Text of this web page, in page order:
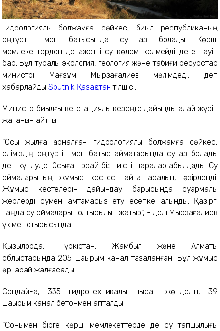
Гидрологиялық болжамға сәйкес, биыл республиканың
оңтүстігі мен батысында су аз болады. Көрші
мемлекеттерден де қажетті су көлемі келмейді деген қауіп
бар. Бұл туралы экология, геология және табиғи ресурстар
министрі Мағзұм Мырзағалиев мәлімдеді, деп
хабарлайды Sputnik Қазақстан тілшісі.
Министр биылғы вегетациялық кезеңге дайындық қалай жүріп
жатқанын айтты.
"Осы жылға арналған гидрологиялық болжамға сәйкес,
еліміздің оңтүстігі мен батыс аймақтарында су аз болады
деп күтілуде. Осыған орай біз тиісті шаралар қабылдадық. Су
қоймаларының жұмыс кестесі қайта қаралып, әзірленді.
Жұмыс кестелерін дайындау барысында суармалы
жерлерді сумен қамтамасыз ету есепке алынды. Қазіргі
таңда су қоймалары толтырылып жатыр", - деді Мырзағалиев
үкімет отырысында.
Қызылорда, Түркістан, Жамбыл және Алматы
облыстарында 205 шақырым канал тазаланған. Бұл жұмыс
әрі қарай жалғасады.
Сондай-ақ, 335 гидротехникалық нысан жөнделіп, 39
шақырым канал бетонмен қапталды.
"Сонымен бірге көрші мемлекеттерде де су тапшылығы